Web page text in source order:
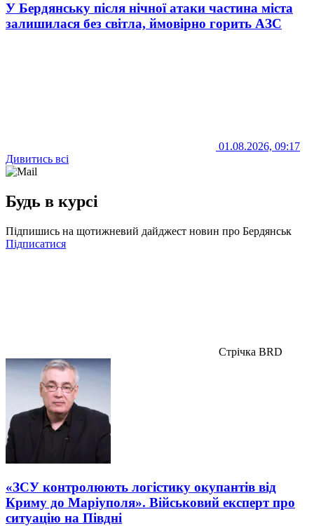
У Бердянську після нічної атаки частина міста
залишилася без світла, ймовірно горить АЗС
01.08.2026, 09:17
Дивитись всі
Будь в курсі
Підпишись на щотижневий дайджест новин про Бердянськ
Підписатися
Стрічка BRD
«ЗСУ контролюють логістику окупантів від
Криму до Маріуполя». Військовий експерт про
ситуацію на Півдні